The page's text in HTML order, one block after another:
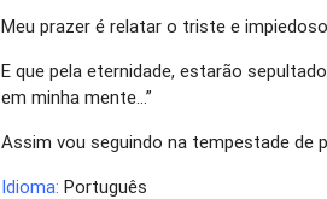
Meu prazer é relatar o triste e
E que pela eternidade, estarão
em minha mente…”
Assim vou seguindo na tempestade de
Idioma: Português